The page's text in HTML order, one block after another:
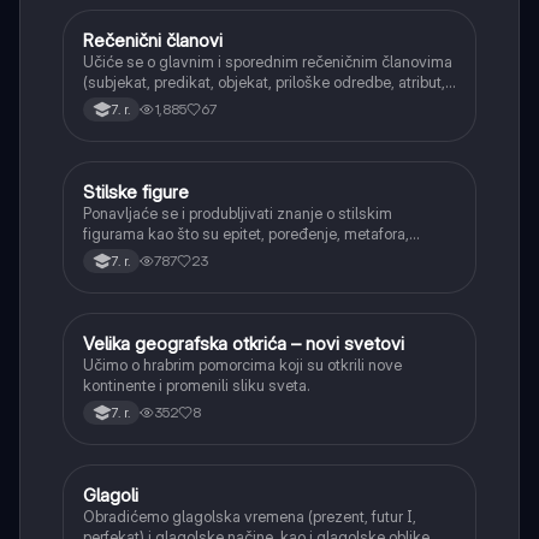
Srpski jezik
Rečenični članovi
Učiće se o glavnim i sporednim rečeničnim članovima
(subjekat, predikat, objekat, priloške odredbe, atribut,
apozicija) i njihovoj funkciji.
7. r. 1,885 67
Srpski jezik
Stilske figure
Ponavljaće se i produbljivati znanje o stilskim
figurama kao što su epitet, poređenje, metafora,
personifikacija, hiperbola, onomatopeja, aliteracija i
asonanca, razumevajući njihovu ulogu u tekstu.
7. r. 787 23
Istorija
Velika geografska otkrića – novi svetovi
Učimo o hrabrim pomorcima koji su otkrili nove
kontinente i promenili sliku sveta.
7. r. 352 8
Srpski jezik
Glagoli
Obradićemo glagolska vremena (prezent, futur I,